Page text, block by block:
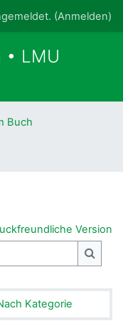
(Anmelden)
LMU
Buch
Version
Kategorie